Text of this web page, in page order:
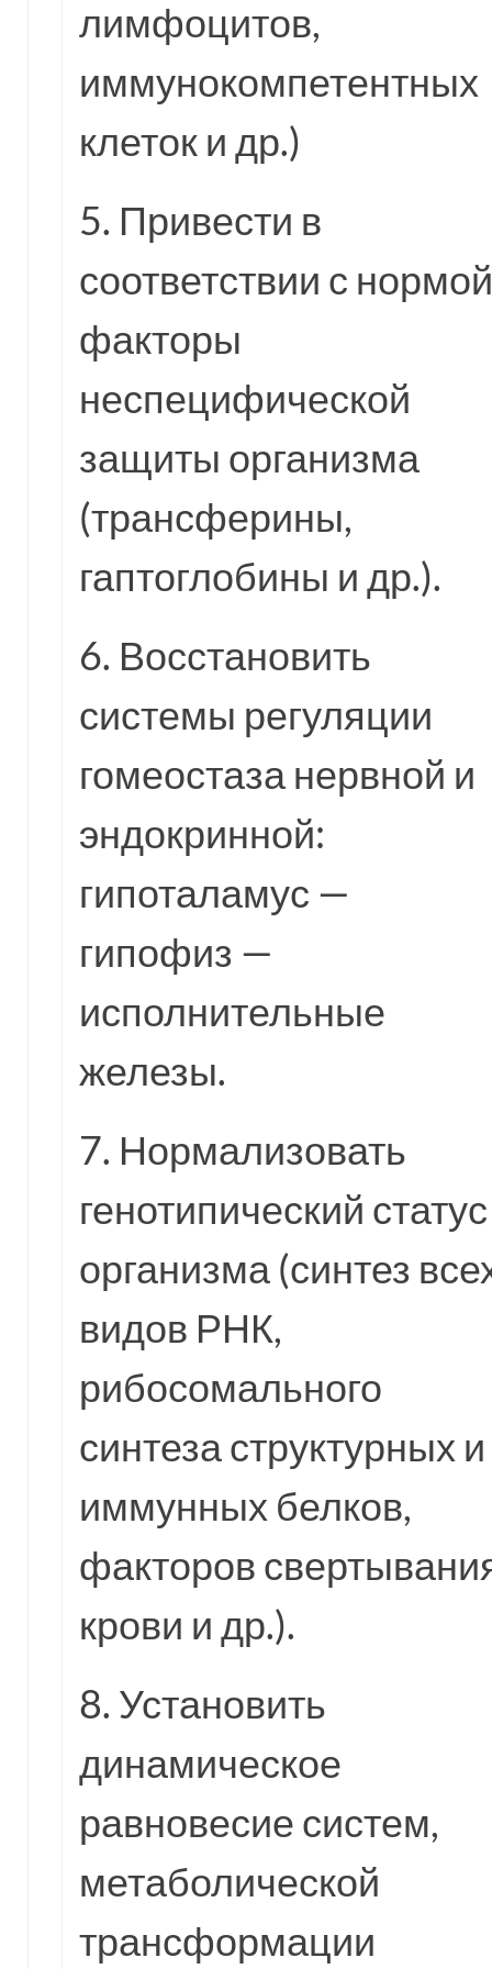
лимфоцитов,
иммунокомпетентных
клеток и др.)
5. Привести в
соответствии с нормой
факторы
неспецифической
защиты организма
(трансферины,
гаптоглобины и др.).
6. Восстановить
системы регуляции
гомеостаза нервной и
эндокринной:
гипоталамус —
гипофиз —
исполнительные
железы.
7. Нормализовать
генотипический статус
организма (синтез
видов РНК,
рибосомального
синтеза структурных и
иммунных белков,
факторов
крови и др.).
8. Установить
динамическое
равновесие систем,
метаболической
трансформации